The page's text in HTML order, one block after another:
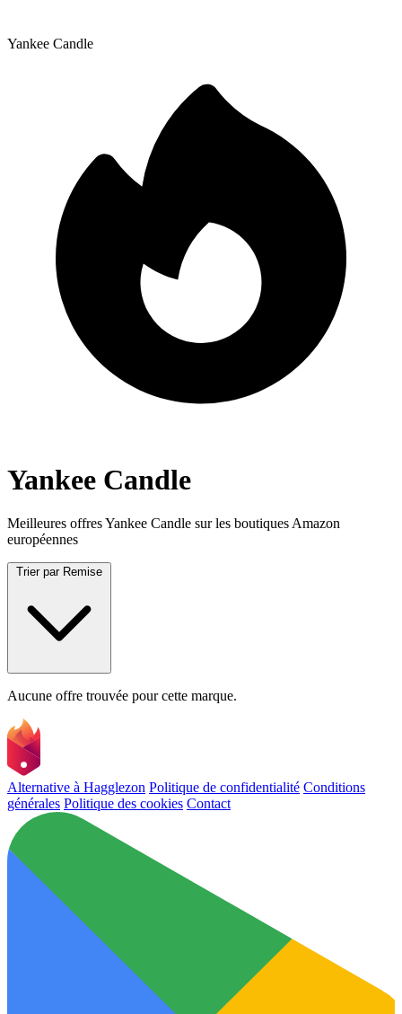
Yankee Candle
Yankee Candle
Meilleures offres Yankee Candle sur les boutiques Amazon
européennes
Trier par Remise
Aucune offre trouvée pour cette marque.
Alternative à Hagglezon Politique de confidentialité Conditions
générales Politique des cookies Contact